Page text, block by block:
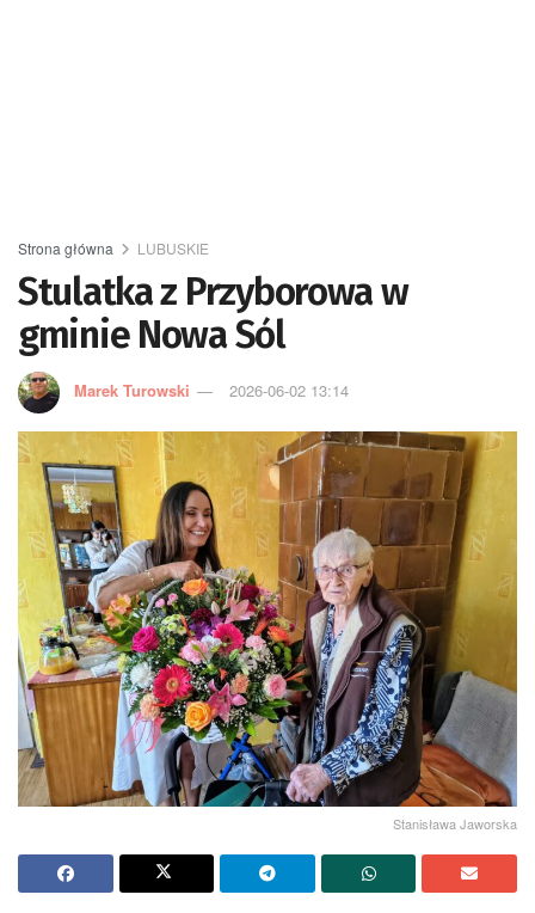
Strona główna LUBUSKIE
Stulatka z Przyborowa w
gminie Nowa Sól
Marek Turowski 2026-06-02 13:14
Stanisława Jaworska